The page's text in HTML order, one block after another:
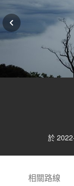
於
相關路線